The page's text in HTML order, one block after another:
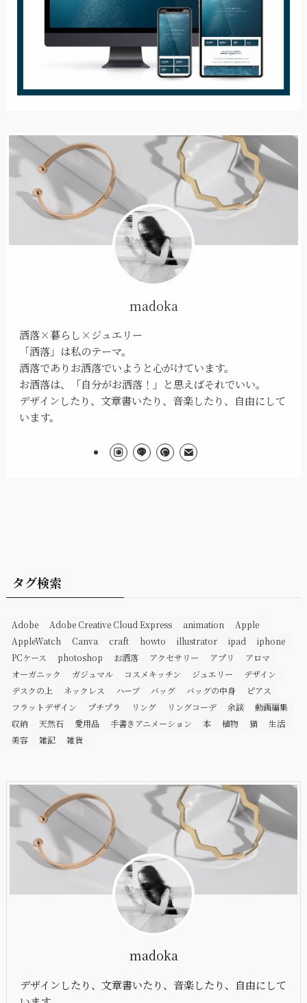
madoka
洒落×暮らし×ジュエリー
「洒落」は私のテーマ。
洒落でありお洒落でいようと心がけています。
お洒落は、「自分がお洒落！」と思えばそれでいい。
デザインしたり、文章書いたり、音楽したり、自由にして
います。
タグ検索
Adobe Adobe Creative Cloud Express animation
Apple
AppleWatch
Canva craft howto illustrator ipad
iphone
PCケース
photoshop お洒落 アクセサリー アプリ
アロマ
オーガニック
ガジュマル コスメキッチン ジュエリー
デザイン
デスクの上
ネックレス ハーブ バッグ バッグの中身
ピアス
フラットデザイン
プチプラ リング リングコーデ 余談
動画編集
収納
天然石 愛用品 手書きアニメーション 本 植物 猫
生活
美容
雑記 雑貨
madoka
デザインしたり、文章書いたり、音楽したり、自由にして